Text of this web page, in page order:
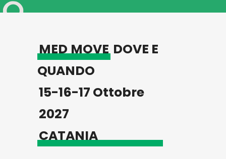
MEDMOVE DOVE E
QUANDO
15-16-17 Ottobre
2027
CATANIA